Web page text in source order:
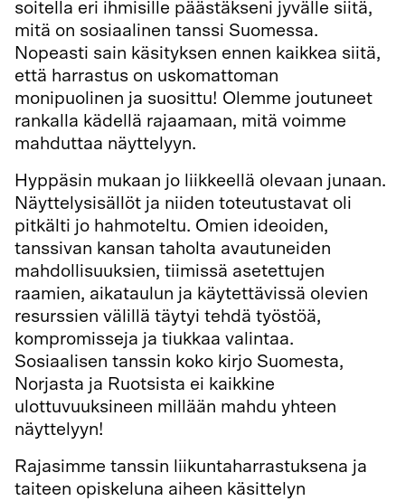
soitella eri ihmisille päästäkseni jyvälle siitä,
mitä on sosiaalinen tanssi Suomessa.
Nopeasti sain käsityksen ennen kaikkea siitä,
että harrastus on uskomattoman
monipuolinen ja suosittu! Olemme joutuneet
rankalla kädellä rajaamaan, mitä voimme
mahduttaa näyttelyyn.
Hyppäsin mukaan jo liikkeellä olevaan junaan.
Näyttelysisällöt ja niiden toteutustavat oli
pitkälti jo hahmoteltu. Omien ideoiden,
tanssivan kansan taholta avautuneiden
mahdollisuuksien, tiimissä asetettujen
raamien, aikataulun ja käytettävissä olevien
resurssien välillä täytyi tehdä työstöä,
kompromisseja ja tiukkaa valintaa.
Sosiaalisen tanssin koko kirjo Suomesta,
Norjasta ja Ruotsista ei kaikkine
ulottuvuuksineen millään mahdu yhteen
näyttelyyn!
Rajasimme tanssin liikuntaharrastuksena ja
taiteen opiskeluna aiheen käsittelyn